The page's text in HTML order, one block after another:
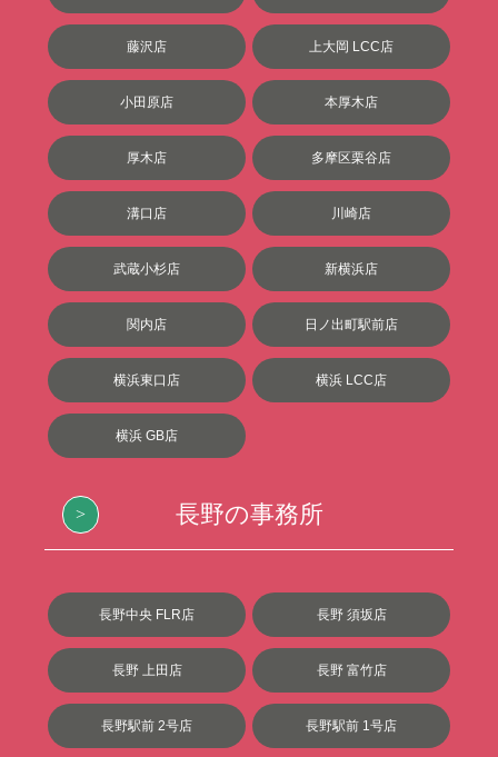
藤沢店 上大岡 LCC店
小田原店 本厚木店
厚木店 多摩区栗谷店
溝口店 川崎店
武蔵小杉店 新横浜店
関内店 日ノ出町駅前店
横浜東口店 横浜 LCC店
横浜 GB店
長野の事務所
長野中央 FLR店 長野 須坂店
長野 上田店 長野 富竹店
長野駅前 2号店 長野駅前 1号店